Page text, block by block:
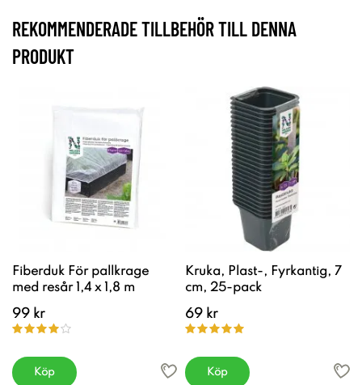
REKOMMENDERADE TILLBEHÖR TILL DENNA
PRODUKT
Fiberduk För pallkrage
med resår 1,4 x 1,8 m
99 kr
Köp
Kruka, Plast-, Fyrkantig, 7
cm, 25-pack
69 kr
Köp